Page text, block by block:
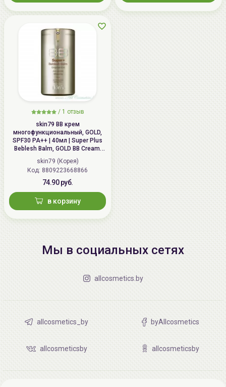
/ 1 отзыв
skin79 ВВ крем
многофункциональный, GOLD,
SPF30 PA++ | 40мл | Super Plus
Beblesh Balm, GOLD BB Cream,
SPF30 PA++
skin79 (Корея)
Код: 8809223668866
74.90 руб.
в корзину
Мы в социальных сетях
allcosmetics.by
allcosmetics_by byAllcosmetics
allcosmeticsby allcosmeticsby